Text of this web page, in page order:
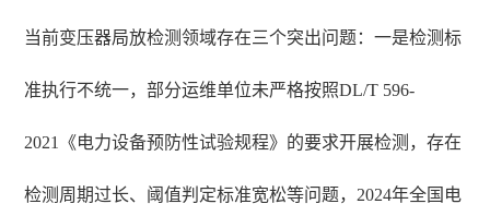
当前变压器局放检测领域存在三个突出问题：一是检测标
准执行不统一，部分运维单位未严格按照DL/T 596-
2021《电力设备预防性试验规程》的要求开展检测，存在
检测周期过长、阈值判定标准宽松等问题，2024年全国电